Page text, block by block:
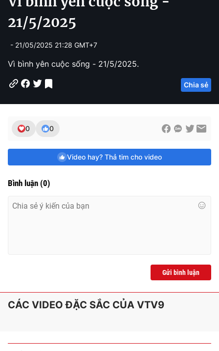
n
m
t
i
21/5/2025
- 21/05/2025 21:28 GMT+7
Vì bình yên cuộc sống - 21/5/2025.
Chia sẻ
0 0
Video hay? Thả tim cho video
Bình luận (0)
Gửi bình luận
CÁC VIDEO ĐẶC SẮC CỦA VTV9